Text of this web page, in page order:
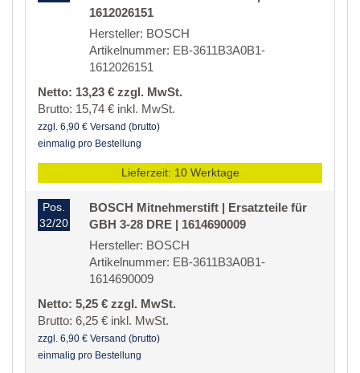
1612026151
Hersteller: BOSCH
Artikelnummer: EB-3611B3A0B1-
1612026151
Netto: 13,23 € zzgl. MwSt.
Brutto: 15,74 € inkl. MwSt.
zzgl. 6,90 € Versand (brutto)
einmalig pro Bestellung
Lieferzeit: 10 Werktage
Pos.
32/20
BOSCH Mitnehmerstift | Ersatzteile für
GBH 3-28 DRE | 1614690009
Hersteller: BOSCH
Artikelnummer: EB-3611B3A0B1-
1614690009
Netto: 5,25 € zzgl. MwSt.
Brutto: 6,25 € inkl. MwSt.
zzgl. 6,90 € Versand (brutto)
einmalig pro Bestellung